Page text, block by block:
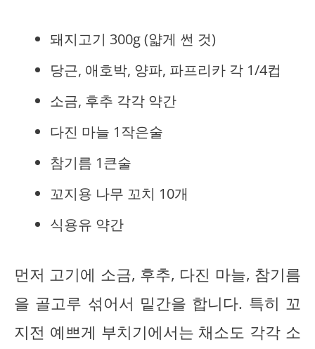
돼지고기 300g (얇게 썬 것)
당근, 애호박, 양파, 파프리카 각 1/4컵
소금, 후추 각각 약간
다진 마늘 1작은술
참기름 1큰술
꼬지용 나무 꼬치 10개
식용유 약간
먼저 고기에 소금, 후추, 다진 마늘, 참기름
을 골고루 섞어서 밑간을 합니다. 특히 꼬
지전 예쁘게 부치기에서는 채소도 각각 소